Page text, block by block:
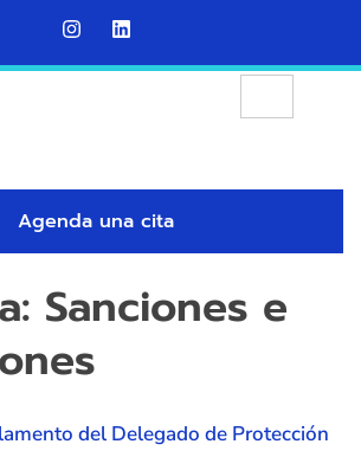
Agenda una cita
Sanciones e
del Delegado de Protección